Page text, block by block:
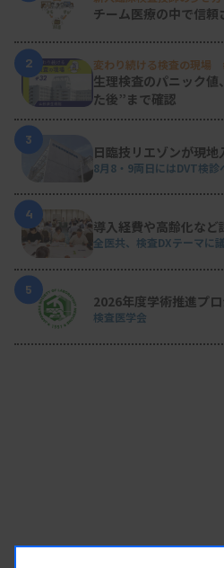
チーム医療の中で信頼
2 変わり続ける検査の現場
生理検査のパニック
た後”まで確認
3
日臨技リエゾンが現
8月8・9両日にはDVT検診
4
導入経費や高齢化など
全医共、検査DXテーマに
5
2026年度学術推進プ
検査医学会